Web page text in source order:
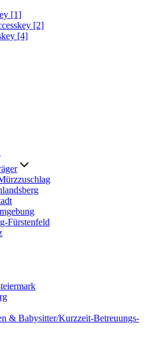
[1]
[2]
[4]
Fürstenfeld
& Babysitter/Kurzzeit-Betreuungs-